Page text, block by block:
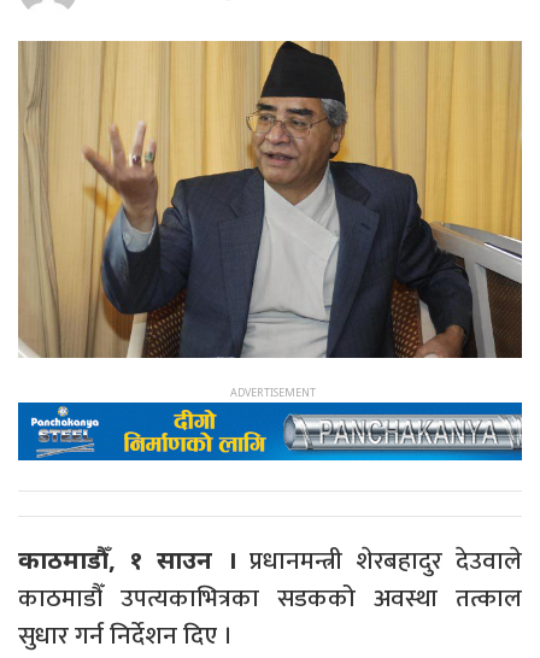
काठमाडौँ, १ साउन । प्रधानमन्त्री शेरबहादुर देउवाले
काठमाडौँ उपत्यकाभित्रका सडकको अवस्था तत्काल
सुधार गर्न निर्देशन दिए ।